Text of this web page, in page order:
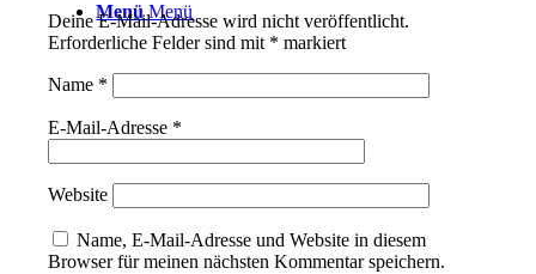
Menü Menü
Deine E-Mail-Adresse wird nicht veröffentlicht.
Erforderliche Felder sind mit * markiert
Name *
E-Mail-Adresse *
Website
Name, E-Mail-Adresse und Website in diesem
Browser für meinen nächsten Kommentar speichern.